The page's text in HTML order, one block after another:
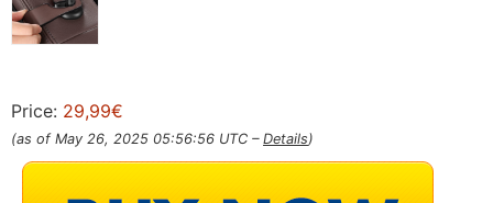
Price: 29,99€
(as of May 26, 2025 05:56:56 UTC – Details)